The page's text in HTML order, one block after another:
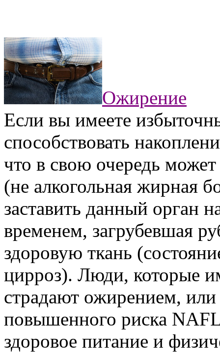
Ожирение
Если вы имеете
способствовать
что в свою очередь
(не алкогольная жирная
заставить данный орган
временем, загрубевшая
здоровую ткань
цирроз). Люди, которые
страдают ожирением, или
повышенного риска
здоровое питание и